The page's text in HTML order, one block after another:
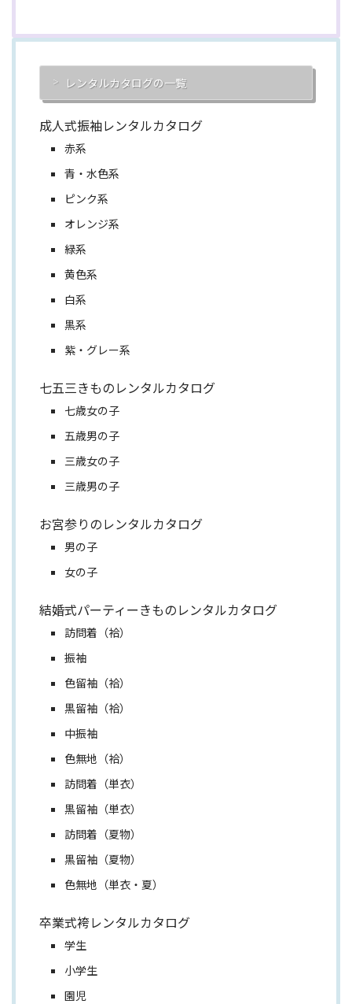
レンタルカタログの一覧
成人式振袖レンタルカタログ
赤系
青・水色系
ピンク系
オレンジ系
緑系
黄色系
白系
黒系
紫・グレー系
七五三きものレンタルカタログ
七歳女の子
五歳男の子
三歳女の子
三歳男の子
お宮参りのレンタルカタログ
男の子
女の子
結婚式パーティーきものレンタルカタログ
訪問着（袷）
振袖
色留袖（袷）
黒留袖（袷）
中振袖
色無地（袷）
訪問着（単衣）
黒留袖（単衣）
訪問着（夏物）
黒留袖（夏物）
色無地（単衣・夏）
卒業式袴レンタルカタログ
学生
小学生
園児